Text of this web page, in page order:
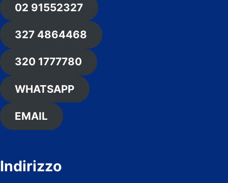
02 91552327
327 4864468
320 1777780
WHATSAPP
EMAIL
Indirizzo